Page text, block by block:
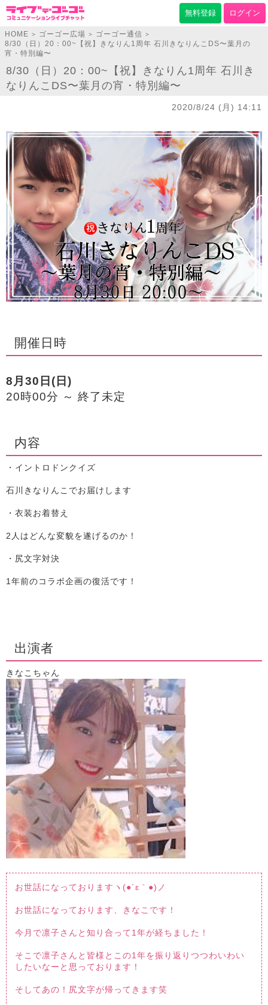
無料登録 ログイン
HOME > ゴーゴー広場 > ゴーゴー通信 >
8/30（日）20：00~【祝】きなりん1周年 石川きなりんこDS〜葉月の
宵・特別編〜
8/30（日）20：00~【祝】きなりん1周年 石川き
なりんこDS〜葉月の宵・特別編〜
2020/8/24 (月) 14:11
開催日時
8月30日(日)
20時00分 ～ 終了未定
内容
・イントロドンクイズ
石川きなりんこでお届けします
・衣装お着替え
2人はどんな変貌を遂げるのか！
・尻文字対決
1年前のコラボ企画の復活です！
出演者
きなこちゃん
お世話になっておりますヽ(●´ε｀●)ノ
お世話になっております、きなこです！
今月で凛子さんと知り合って1年が経ちました！
そこで凛子さんと皆様とこの1年を振り返りつつわいわい
したいなーと思っております！
そしてあの！尻文字が帰ってきます笑